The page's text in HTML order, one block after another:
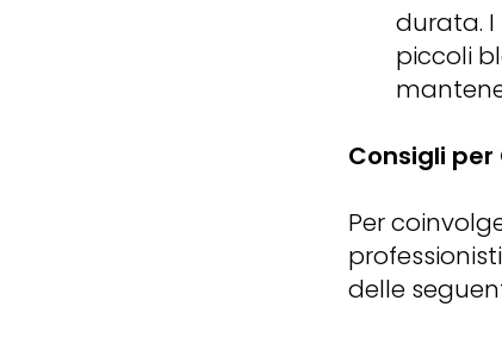
durata. I
piccoli
Consigli per
Per
delle